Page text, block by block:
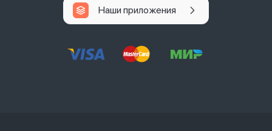
Наши приложения